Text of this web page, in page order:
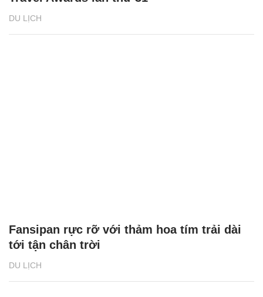
DU LỊCH
DU LỊCH
Fansipan rực rỡ với thảm hoa tím trải dài
tới tận chân trời